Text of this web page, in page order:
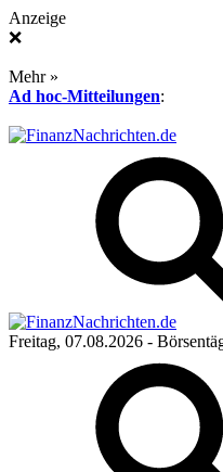
Anzeige
❌
Mehr »
Ad hoc-Mitteilungen:
Freitag, 07.08.2026 -